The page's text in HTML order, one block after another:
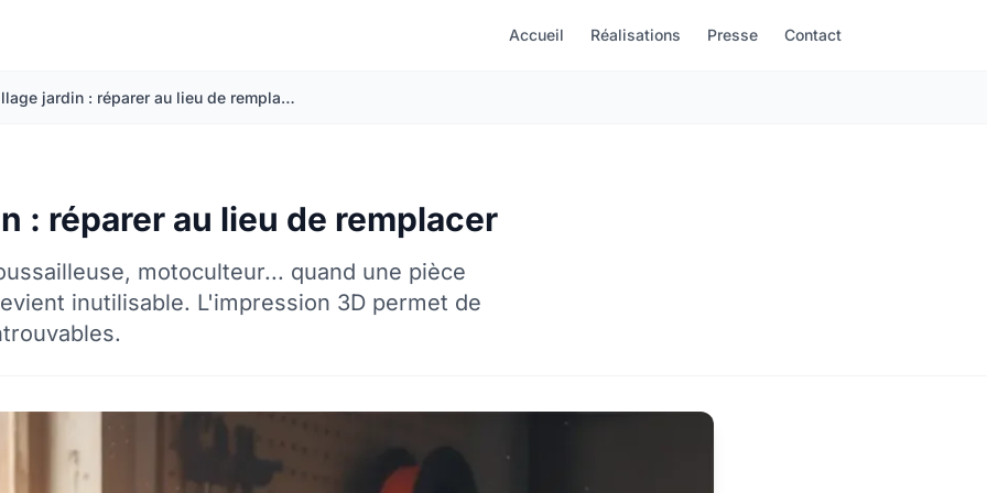
Accueil Réalisations Presse Contact
Outillage jardin : réparer au lieu de remplacer
: réparer au lieu de remplacer
motoculteur... quand une pièce
inutilisable. L'impression 3D permet de